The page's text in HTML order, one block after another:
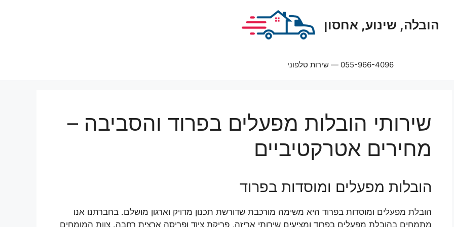
הובלה, שינוע, אחסון
055-966-4096 — שירות טלפוני
שירותי הובלות מפעלים בפרוד והסביבה –
מחירים אטרקטיביים
הובלות מפעלים ומוסדות בפרוד
הובלת מפעלים ומוסדות בפרוד היא משימה מורכבת שדורשת תכנון מדויק וארגון מושלם. בחברתנו אנו
מתמחים בהובלת מפעלים בפרוד ומציעים שירותי אריזה, פריקת ציוד ופריסה ארצית רחבה. צוות המומחים